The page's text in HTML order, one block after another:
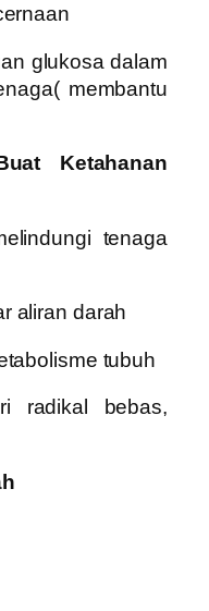
glukosa dalam
membantu
Ketahanan
tenaga
aliran darah
tubuh
radikal bebas,